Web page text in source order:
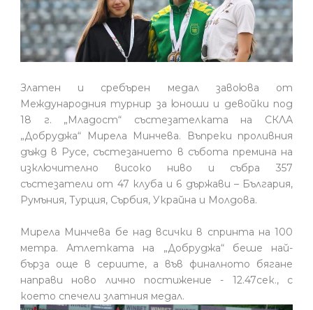
Златен и сребърен медал завоюва от
Международния турнир за юноши и девойки под
18 г. „Младост“ състезателката на СКЛА
„Добруджа“ Мирела Минчева. Въпреки проливния
дъжд в Русе, състезанието в събота премина на
изключително високо ниво и събра 357
състезатели от 47 клуба и 6 държави – България,
Румъния, Турция, Сърбия, Украйна и Молдова.
Мирела Минчева бе над всички в спринта на 100
метра. Атлетката на „Добруджа“ беше най-
бърза още в сериите, а във финалното бягане
направи ново лично постижение - 12.47сек., с
което спечели златния медал.